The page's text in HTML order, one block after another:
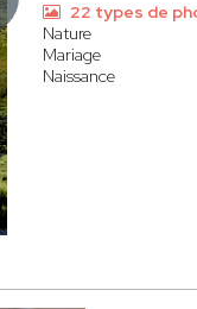
22 types de
Nature
Mariage
Naissance